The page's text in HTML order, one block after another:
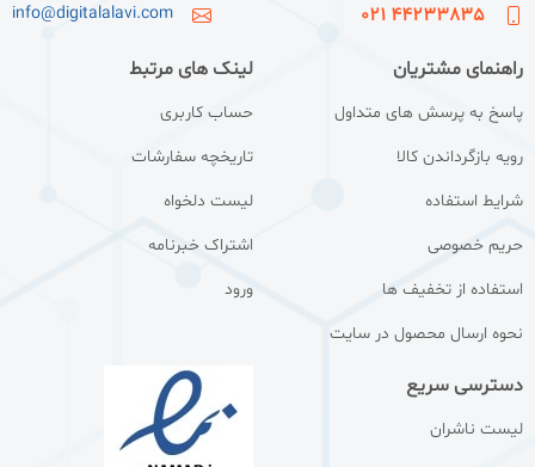
44233835 021
info@digitalalavi.com
راهنمای مشتریان
پاسخ به پرسش های متداول
رویه بازگرداندن کالا
شرایط استفاده
حریم خصوصی
استفاده از تخفیف ها
نحوه ارسال محصول در سایت
لینک های مرتبط
حساب کاربری
تاریخچه سفارشات
لیست دلخواه
اشتراک خبرنامه
ورود
دسترسی سریع
لیست ناشران